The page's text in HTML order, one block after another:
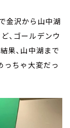
金沢から山中湖
、ゴールデンウ
果、山中湖まで
っちゃ大変だっ